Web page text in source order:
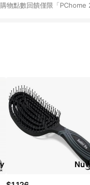
物點數回饋僅限「
業採購、部分指定商品 - 下
若無此標示則 不符合回饋
所設定的回饋機制為準。
色、價位、贈品與PChome